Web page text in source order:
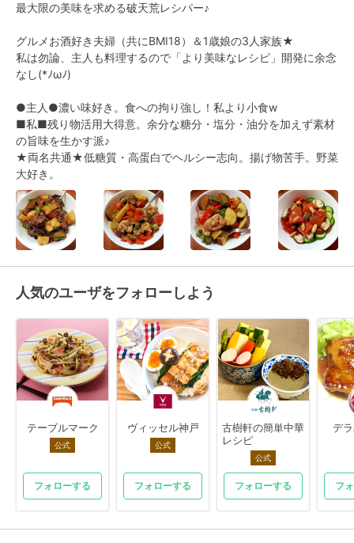
最大限の美味を求める破天荒レシパー♪
グルメお酒好き夫婦（共にBMI18）＆1歳娘の3人家族★
私は勿論、主人も料理するので「より美味なレシピ」開発に余念
なし(*ﾉωﾉ)
●主人●濃い味好き。食への拘り強し！私より小食w
■私■残り物活用大得意。余分な糖分・塩分・油分を加えず素材
の旨味を生かす派♪
★両名共通★低糖質・高蛋白でヘルシー志向。揚げ物苦手。野菜
大好き。
人気のユーザをフォローしよう
テーブルマーク
公式
フォローする
ヴィッセル神戸
公式
フォローする
古樹軒の簡単中華
レシピ
公式
フォローする
デ
フ